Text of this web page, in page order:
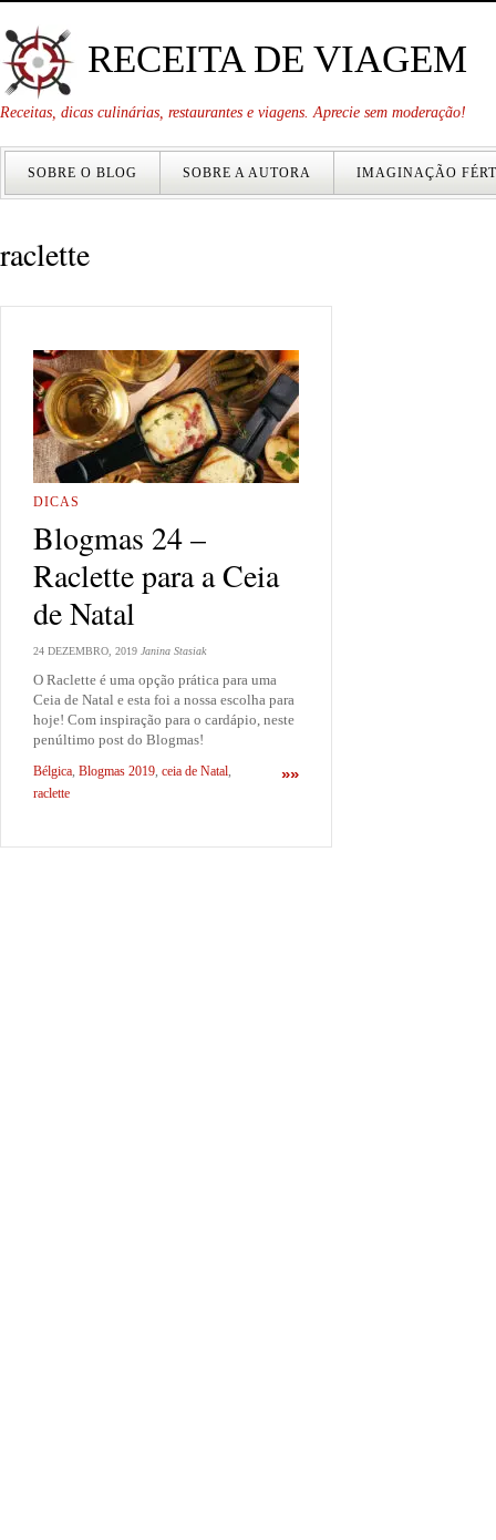
RECEITA DE VIAGEM
Receitas, dicas culinárias, restaurantes e viagens. Aprecie sem moderação!
SOBRE O BLOG SOBRE A AUTORA IMAGINAÇÃO
raclette
DICAS
Blogmas 24 –
Raclette para a Ceia
de Natal
24 DEZEMBRO, 2019 Janina Stasiak
O Raclette é uma opção prática para uma
Ceia de Natal e esta foi a nossa escolha para
hoje! Com inspiração para o cardápio, neste
penúltimo post do Blogmas!
»»
Bélgica, Blogmas 2019, ceia de Natal,
raclette